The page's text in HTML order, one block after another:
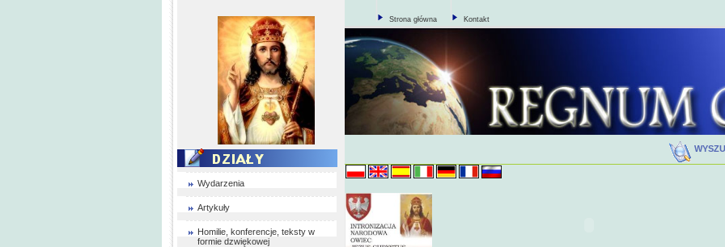
Wydarzenia
Artykuły
Homilie, konferencje, teksty w
formie dzwiękowej
Strona główna Kontakt